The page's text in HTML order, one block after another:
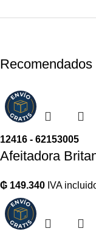
Recomendados
12416 - 62153005
Afeitadora
₲ 149.340 IVA